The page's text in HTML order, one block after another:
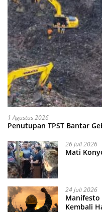
1 Agustus 2026
Penutupan TPST Bantar
26 Juli 2026
Mati
24 Juli 2026
Kembali